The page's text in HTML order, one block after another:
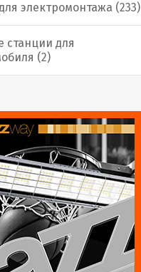
электромонтажа (233)
станции для
(2)